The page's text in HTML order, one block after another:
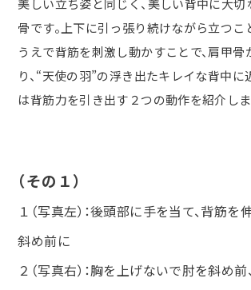
骨です。上下に引っ張り続けながら立つこ
うえで背筋を刺激し動かすことで、肩甲
り、 “天使の羽”の浮き出たキレイな背中に
は背筋力を引き出す２つの動作を紹介しま
（その１）
１（写真左）：後頭部に手を当て、背筋
斜め前に
２（写真右）：胸を上げないで肘を斜め